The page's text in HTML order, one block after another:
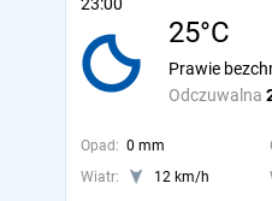
25°C
Odczuwalna
Prawie
Opad: 0 mm
Wiatr:
12 km/h